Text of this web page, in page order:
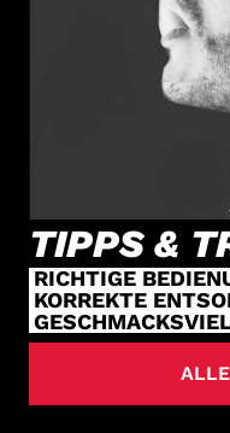
TIPPS &
RICHTIGE
KORREKTE